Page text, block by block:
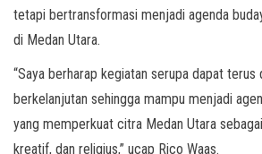
tetapi bertransformasi menjadi agenda
di Medan Utara.
“Saya berharap kegiatan serupa dapat terus
berkelanjutan sehingga mampu menjadi
yang memperkuat citra Medan Utara
kreatif, dan religius,” ucap Rico Waas.